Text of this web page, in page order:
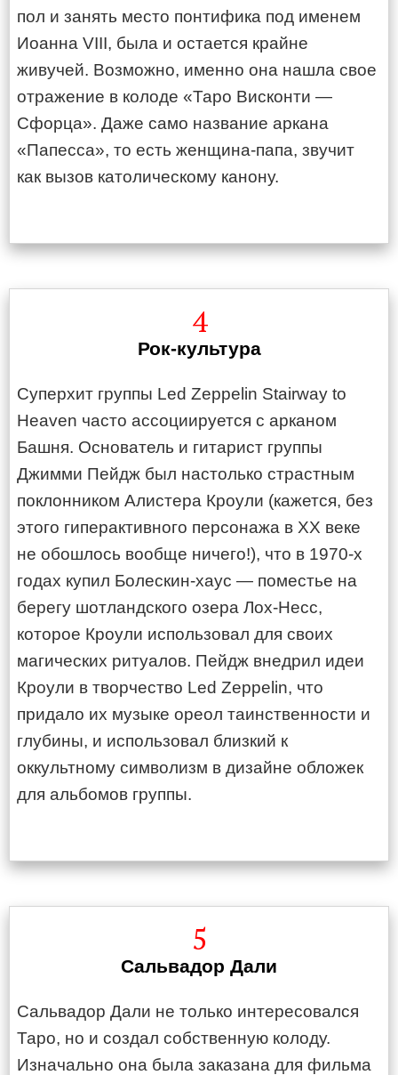
пол и занять место понтифика под именем
Иоанна VIII, была и остается крайне
живучей. Возможно, именно она нашла свое
отражение в колоде «Таро Висконти —
Сфорца». Даже само название аркана
«Папесса», то есть женщина-папа, звучит
как вызов католическому канону.
4
Рок-культура
Суперхит группы Led Zeppelin Stairway to
Heaven часто ассоциируется с арканом
Башня. Основатель и гитарист группы
Джимми Пейдж был настолько страстным
поклонником Алистера Кроули (кажется, без
этого гиперактивного персонажа в ХХ веке
не обошлось вообще ничего!), что в 1970-х
годах купил Болескин-хаус — поместье на
берегу шотландского озера Лох-Несс,
которое Кроули использовал для своих
магических ритуалов. Пейдж внедрил идеи
Кроули в творчество Led Zeppelin, что
придало их музыке ореол таинственности и
глубины, и использовал близкий к
оккультному символизм в дизайне обложек
для альбомов группы.
5
Сальвадор Дали
Сальвадор Дали не только интересовался
Таро, но и создал собственную колоду.
Изначально она была заказана для фильма